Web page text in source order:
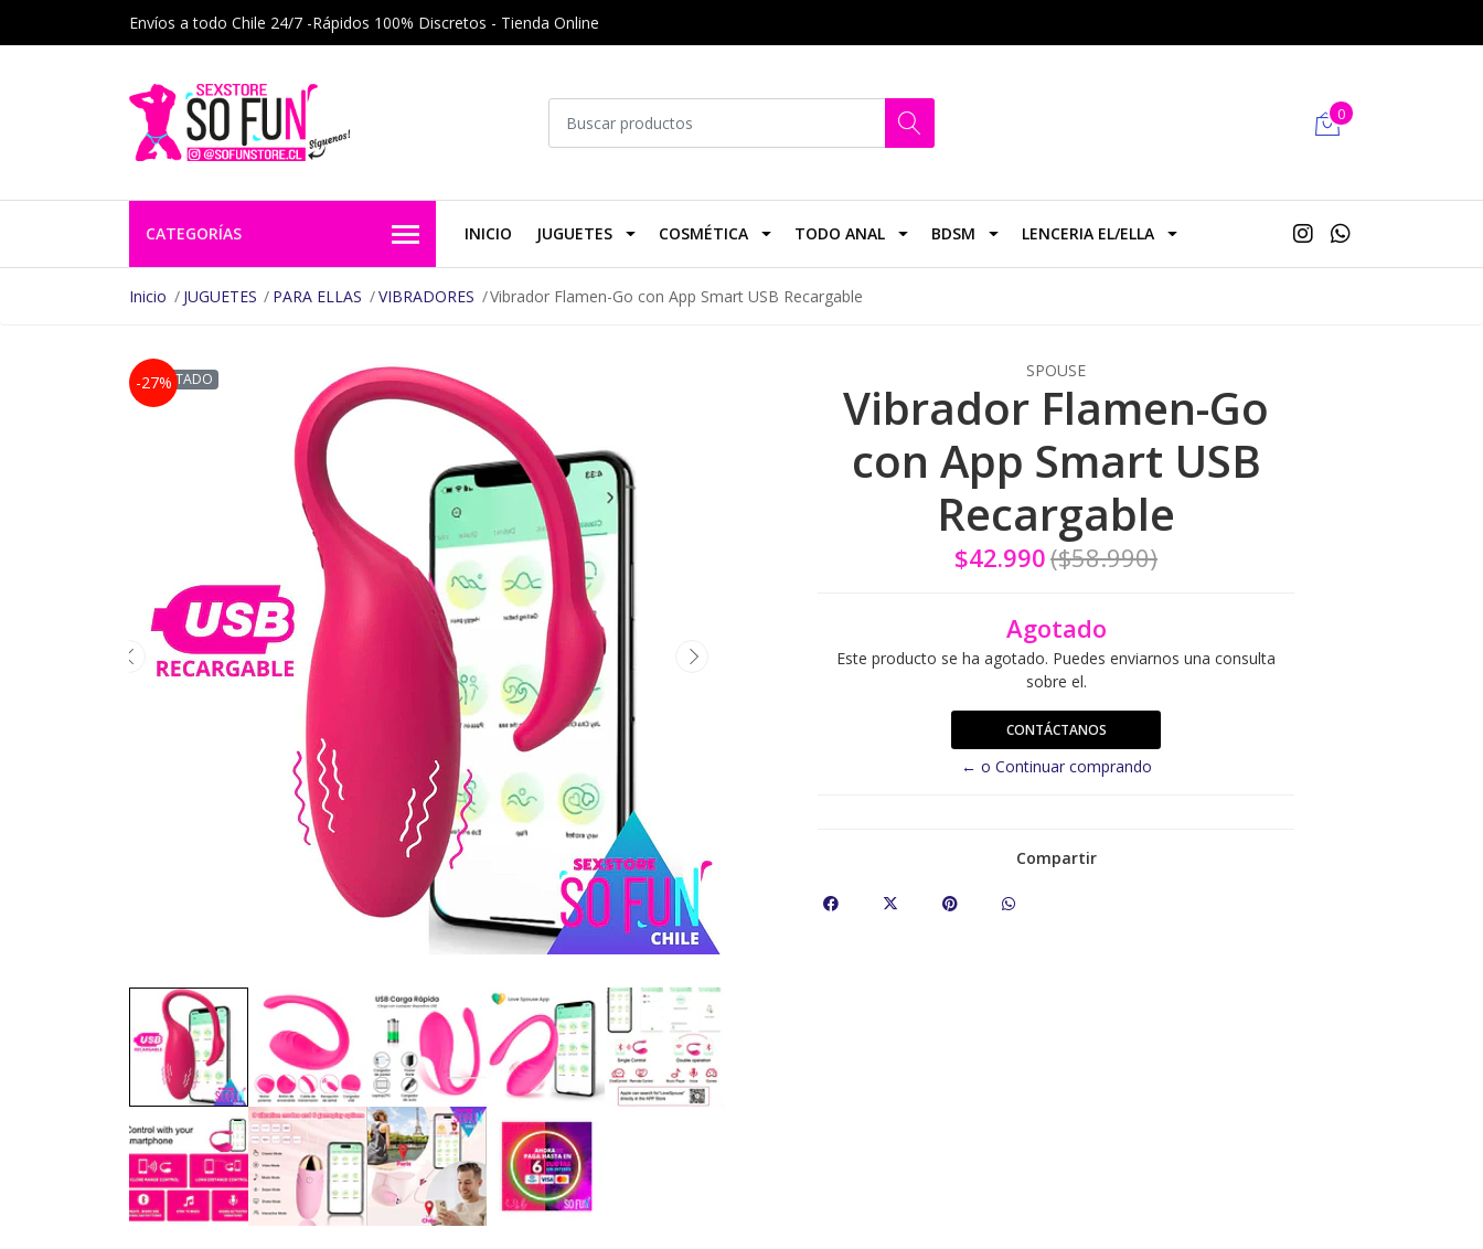
Envíos a todo Chile 24/7 -Rápidos 100% Discretos - Tienda Online
0
CATEGORÍAS INICIO JUGUETES COSMÉTICA TODO ANAL BDSM LENCERIA EL/ELLA
Inicio JUGUETES PARA ELLAS VIBRADORES Vibrador Flamen-Go con App Smart USB Recargable
AGOTADO
-27%
SPOUSE
Vibrador Flamen-Go
con App Smart USB
Recargable
$42.990($58.990)
Agotado
Este producto se ha agotado. Puedes enviarnos una consulta
sobre el.
CONTÁCTANOS
← o Continuar comprando
Compartir